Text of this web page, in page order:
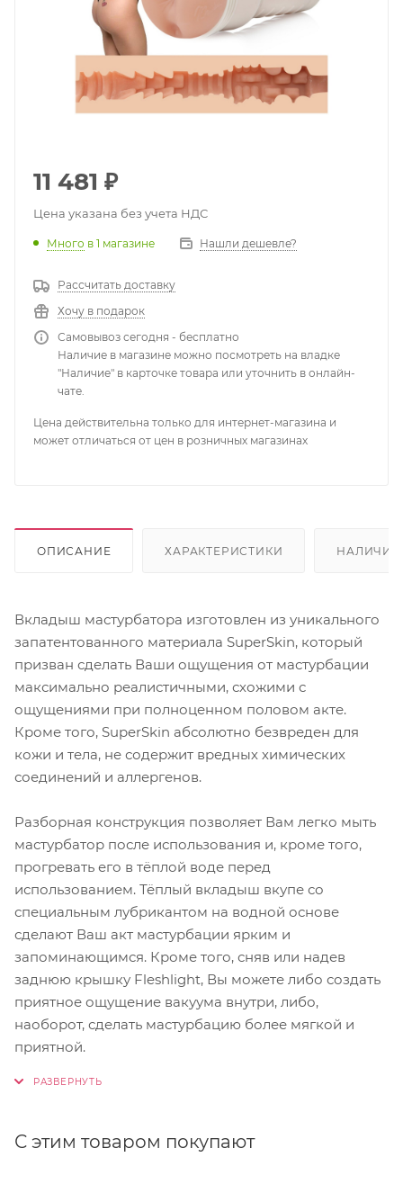
11 481 ₽
Цена указана без учета НДС
Много в 1 магазине Нашли дешевле?
Рассчитать доставку
Хочу в подарок
Самовывоз сегодня - бесплатно
Наличие в магазине можно посмотреть на владке
"Наличие" в карточке товара или уточнить в онлайн-
чате.
Цена действительна только для интернет-магазина и
может отличаться от цен в розничных магазинах
ОПИСАНИЕ ХАРАКТЕРИСТИКИ НАЛИЧИЕ
Вкладыш мастурбатора изготовлен из уникального
запатентованного материала SuperSkin, который
призван сделать Ваши ощущения от мастурбации
максимально реалистичными, схожими с
ощущениями при полноценном половом акте.
Кроме того, SuperSkin абсолютно безвреден для
кожи и тела, не содержит вредных химических
соединений и аллергенов.
Разборная конструкция позволяет Вам легко мыть
мастурбатор после использования и, кроме того,
прогревать его в тёплой воде перед
использованием. Тёплый вкладыш вкупе со
специальным лубрикантом на водной основе
сделают Ваш акт мастурбации ярким и
запоминающимся. Кроме того, сняв или надев
заднюю крышку Fleshlight, Вы можете либо создать
приятное ощущение вакуума внутри, либо,
наоборот, сделать мастурбацию более мягкой и
приятной.
С этим товаром покупают